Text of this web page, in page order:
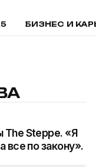
БИЗНЕС И
The Steppe. «Я
все по закону».